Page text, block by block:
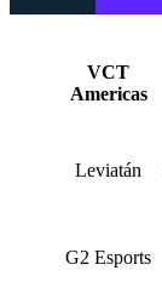
VCT
Americas
Leviatán
G2 Esports